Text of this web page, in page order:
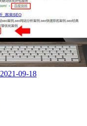
2021-09-18